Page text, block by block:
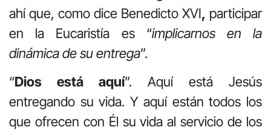
ahí que, como dice Benedicto XVI, participar
en la Eucaristía es “implicarnos en la
dinámica de su entrega”.
“Dios está aquí”. Aquí está Jesús
entregando su vida. Y aquí están todos los
que ofrecen con Él su vida al servicio de los